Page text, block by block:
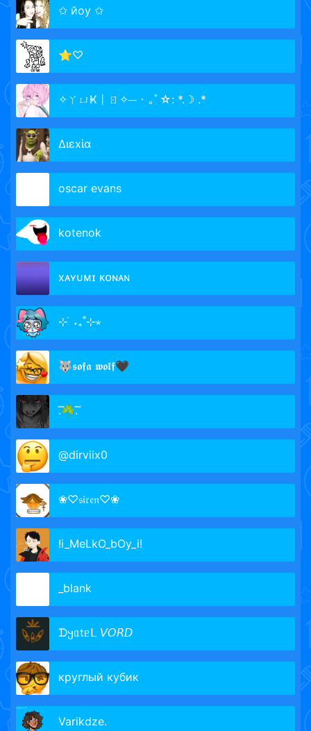
✩ йоу ✩
⭐♡
✧ㄚㄩҜ丨ㄖ✧─ ･ ｡ﾟ☆: *.☽ .*
Διεxἱα
oscar evans
kotenok
xᴀʏᴜᴍɪ ᴋᴏɴᴀɴ
⊹ ࣪ ˖₊˚⊹⋆
🐺𝖘𝖔𝖋𝖆 𝖜𝖔𝖑𝖋🖤
.͞☘️.͞
@dirviix0
❀♡𝔰𝔦𝔯𝔢𝔫♡❀
!i_MeLkO_bOy_i!
_blank
ᗪ𐔤ᥲtᥱᒪ 𝘝𝘖𝘙𝘋
круглый кубик
Varikdze.